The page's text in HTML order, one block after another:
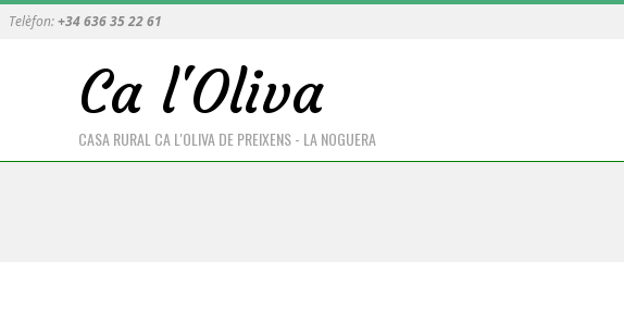
SkipTelèfon:+34 636 35 22 61
Ca l'Oliva
CASA RURAL CA L'OLIVA DE PREIXENS - LA NOGUERA